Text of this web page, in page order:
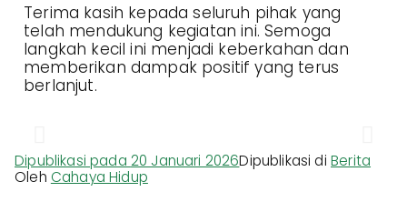
Terima kasih kepada seluruh pihak yang
telah mendukung kegiatan ini. Semoga
langkah kecil ini menjadi keberkahan dan
memberikan dampak positif yang terus
berlanjut.
Dipublikasi pada 20 Januari 2026Dipublikasi diBerita
Oleh Cahaya Hidup